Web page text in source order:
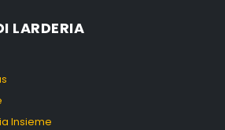
LARDERIA
Insieme